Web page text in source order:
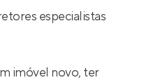
especialistas
imóvel novo, ter